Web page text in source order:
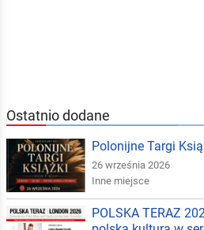
Ostatnio dodane
Polonijne Targi
26 września 2026
Inne miejsce
POLSKA TERAZ